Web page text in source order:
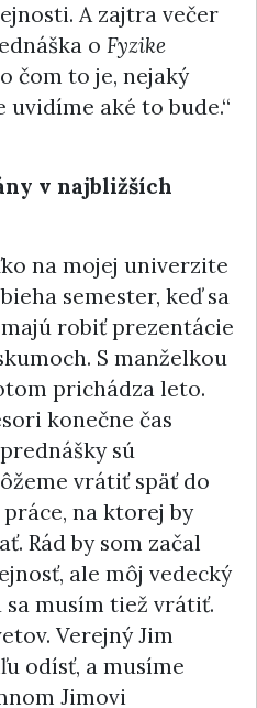
A zajtra večer
o Fyzike
čom to je, nejaký
aké to bude.“
v najbližších
na mojej univerzite
semester, keď sa
robiť prezentácie
S manželkou
prichádza leto.
konečne čas
sú
vrátiť späť do
na ktorej by
Rád by som začal
ale môj vedecký
sa musím tiež vrátiť.
Verejný Jim
odísť, a musíme
Jimovi